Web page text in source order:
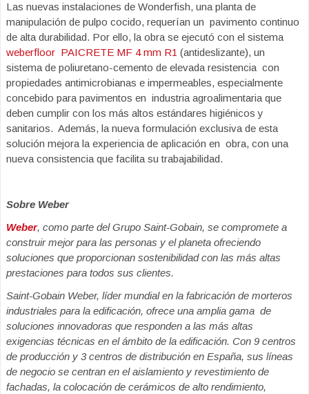
Las nuevas instalaciones de Wonderfish, una planta de
manipulación de pulpo cocido, requerían un pavimento continuo
de alta durabilidad. Por ello, la obra se ejecutó con el sistema
weberfloor PAICRETE MF 4 mm R1 (antideslizante), un
sistema de poliuretano-cemento de elevada resistencia con
propiedades antimicrobianas e impermeables, especialmente
concebido para pavimentos en industria agroalimentaria que
deben cumplir con los más altos estándares higiénicos y
sanitarios. Además, la nueva formulación exclusiva de esta
solución mejora la experiencia de aplicación en obra, con una
nueva consistencia que facilita su trabajabilidad.
Sobre Weber
Weber, como parte del Grupo Saint-Gobain, se compromete a
construir mejor para las personas y el planeta ofreciendo
soluciones que proporcionan sostenibilidad con las más altas
prestaciones para todos sus clientes.
Saint-Gobain Weber, líder mundial en la fabricación de morteros
industriales para la edificación, ofrece una amplia gama de
soluciones innovadoras que responden a las más altas
exigencias técnicas en el ámbito de la edificación. Con 9 centros
de producción y 3 centros de distribución en España, sus líneas
de negocio se centran en el aislamiento y revestimiento de
fachadas, la colocación de cerámicos de alto rendimiento,